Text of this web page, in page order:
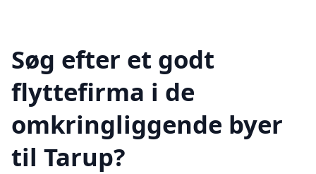
Søg efter et godt
flyttefirma i de
omkringliggende byer
til Tarup?